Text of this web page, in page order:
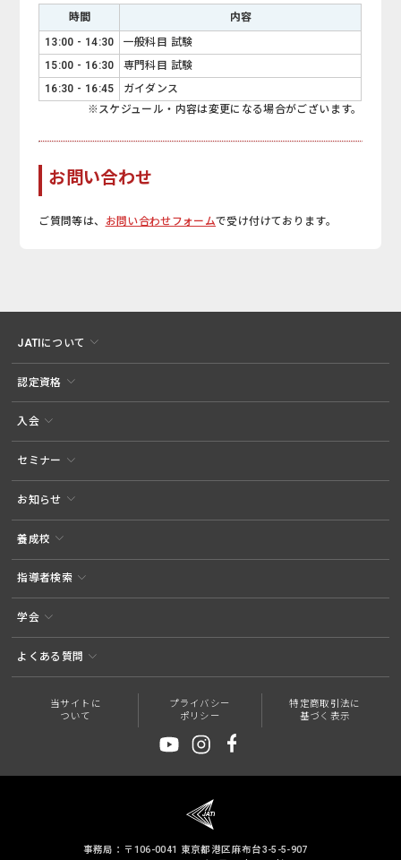
時間
内容
13:00 - 14:30
一般科目 試験
15:00 - 16:30
専門科目 試験
16:30 - 16:45
ガイダンス
※スケジュール・内容は変更になる場合がございます。
お問い合わせ
ご質問等は、 お問い合わせフォームで受け付けております。
JATIについて
認定資格
入会
セミナー
お知らせ
養成校
指導者検索
学会
よくある質問
当サイトに
ついて
プライバシー
ポリシー
特定商取引法に
基づく表示
事務局：〒106-0041 東京都港区麻布台3-5-5-907